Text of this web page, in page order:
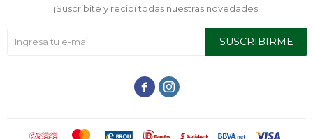
¡Suscribite y recibí todas nuestras novedades!
SUSCRIBIRME
 